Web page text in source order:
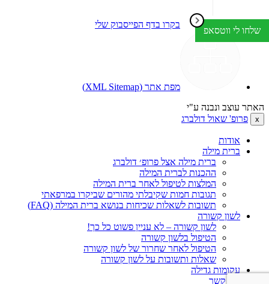
בקרו בדף הפייסבוק שלי
מפת אתר (XML Sitemap)
האתר עוצב ונבנה ע"י
x פרופ' שאול דולברג
אודות
ברית מילה
ברית מילה אצל פרופ׳ דולברג
ההכנות לברית המילה
המלצות לטיפול לאחר ברית המילה
תגובות חמות שקיבלתי מהורים שביקרו במרפאתי
תשובות לשאלות שכיחות בנושא ברית המילה (FAQ)
לשון קשורה
לשון קשורה – לא עניין פשוט כל כך!
הטיפול בלשון קשורה
הטיפול לאחר שחרור של לשון קשורה
שאלות ותשובות על לשון קשורה
עקומות גדילה
צרו קשר
שלחו לי ווטסאפ